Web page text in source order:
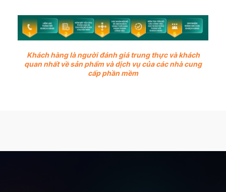
Khách hàng là người đánh giá trung thực và khách
quan nhất về sản phẩm và dịch vụ của các nhà cung
cấp phần mềm